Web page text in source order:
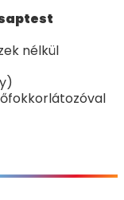
nélkül